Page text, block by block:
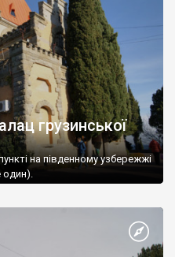
грузинської
на південному узбережжі
один).